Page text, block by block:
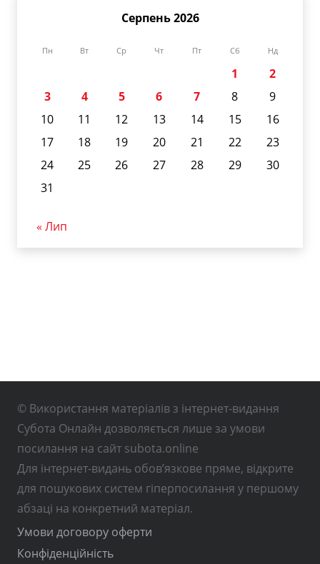
Серпень 2026
Пн Вт Ср Чт Пт Сб Нд
1
2
3
4 5 6 7 8
9
10
11 12 13 14 15
16
17
18 19 20 21 22
23
24
25 26 27 28 29
30
31
« Лип
© Використання матеріалів з інтернет-видання
Субота Онлайн дозволяється лише за умови
посилання на сайт subota.online
Для інтернет-видань обов’язкове пряме, відкрите
для пошукових систем гіперпосилання у першому
абзаці на конкретний матеріал.
Умови договору оферти
Конфіденційність